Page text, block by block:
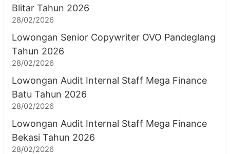
Blitar Tahun 2026
28/02/2026
Lowongan Senior Copywriter OVO Pandeglang
Tahun 2026
28/02/2026
Lowongan Audit Internal Staff Mega Finance
Batu Tahun 2026
28/02/2026
Lowongan Audit Internal Staff Mega Finance
Bekasi Tahun 2026
28/02/2026